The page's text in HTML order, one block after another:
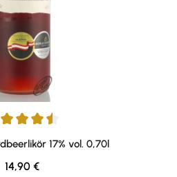
von 4.55 von 5 Sternen
17% vol. 0,70l
Regulärer Preis:
14,90 €